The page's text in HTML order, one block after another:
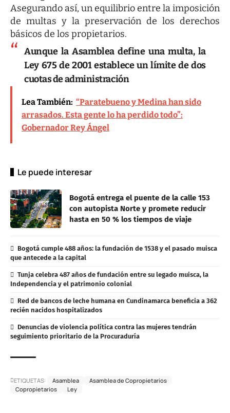
Asegurando así, un equilibrio entre la imposición
de multas y la preservación de los derechos
básicos de los propietarios.
Aunque la Asamblea define una multa, la
Ley 675 de 2001 establece un límite de dos
cuotas de administración
Lea También: “Paratebueno y Medina han sido
arrasados. Esta gente lo ha perdido todo”:
Gobernador Rey Ángel
Le puede interesar
Bogotá entrega el puente de la calle 153
con autopista Norte y promete reducir
hasta en 50 % los tiempos de viaje
Bogotá cumple 488 años: la fundación de 1538 y el pasado muisca
que antecede a la capital
Tunja celebra 487 años de fundación entre su legado muisca, la
Independencia y el patrimonio colonial
Red de bancos de leche humana en Cundinamarca beneficia a 362
recién nacidos hospitalizados
Denuncias de violencia política contra las mujeres tendrán
seguimiento prioritario de la Procuraduría
ETIQUETAS: Asamblea
Asamblea de Copropietarios
Copropietarios
Ley